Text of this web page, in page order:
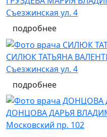
Съезжинская ул. 4
подробнее
СИЛЮК ТАТЬЯНА
Съезжинская ул. 4
подробнее
ДОНЦОВА ДАРЬЯ
Московский пр. 102